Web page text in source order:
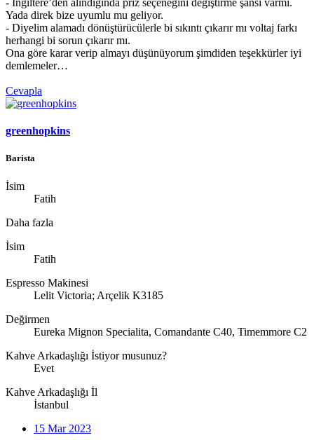
- İngiltere’den alındığında priz seçeneğini değiştirme şansı varmı.
Yada direk bize uyumlu mu geliyor.
- Diyelim alamadı dönüştürücülerle bi sıkıntı çıkarır mı voltaj farkı
herhangi bi sorun çıkarır mı.
Ona göre karar verip almayı düşünüyorum şimdiden teşekkürler iyi
demlemeler…
Cevapla
greenhopkins
Barista
İsim
Fatih
Daha fazla
İsim
Fatih
Espresso Makinesi
Lelit Victoria; Arçelik K3185
Değirmen
Eureka Mignon Specialita, Comandante C40, Timemmore C2
Kahve Arkadaşlığı İstiyor musunuz?
Evet
Kahve Arkadaşlığı İl
İstanbul
15 Mar 2023